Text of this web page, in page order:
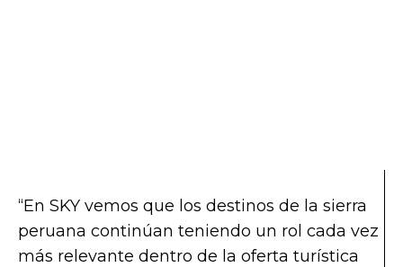
“En SKY vemos que los destinos de la sierra
peruana continúan teniendo un rol cada vez
más relevante dentro de la oferta turística